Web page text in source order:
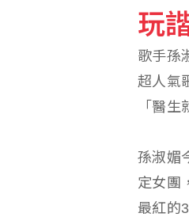
玩
歌手孫
超人氣
「醫
孫淑媚
定女團
最紅的